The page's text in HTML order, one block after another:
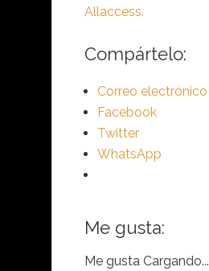
Allaccess.
Compártelo:
Correo electrónico
Facebook
Twitter
WhatsApp
Me gusta:
Me gusta Cargando...